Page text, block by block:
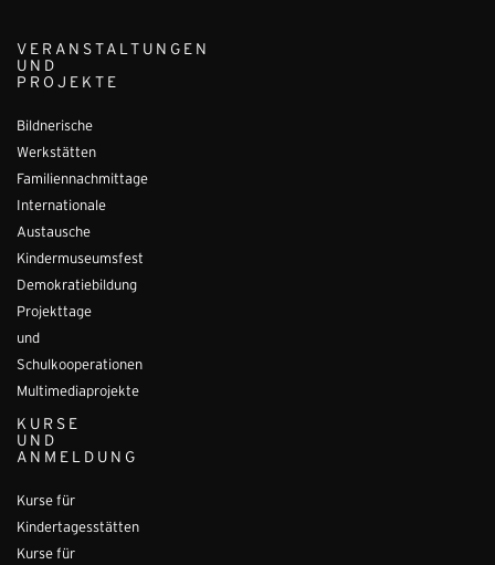
VERANSTALTUNGEN
UND
PROJEKTE
Bildnerische
Werkstätten
Familiennachmittage
Internationale
Austausche
Kindermuseumsfest
Demokratiebildung
Projekttage
und
Schulkooperationen
Multimediaprojekte
KURSE
UND
ANMELDUNG
Kurse für
Kindertagesstätten
Kurse für